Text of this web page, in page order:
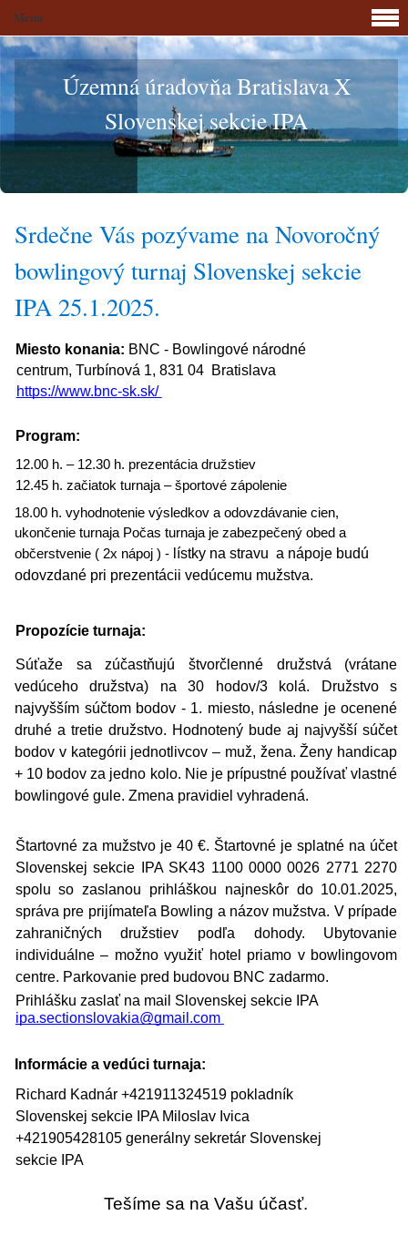
Územná úradovňa Bratislava X
Slovenskej sekcie IPA
Srdečne Vás pozývame na Novoročný
bowlingový turnaj Slovenskej sekcie
IPA 25.1.2025.
Miesto konania: BNC - Bowlingové národné
centrum, Turbínová 1, 831 04 Bratislava
https://www.bnc-sk.sk/
Program:
12.00 h. – 12.30 h. prezentácia družstiev
12.45 h. začiatok turnaja – športové zápolenie
18.00 h. vyhodnotenie výsledkov a odovzdávanie cien,
ukončenie turnaja Počas turnaja je zabezpečený obed a
občerstvenie ( 2x nápoj ) - lístky na stravu a nápoje budú
odovzdané pri prezentácii vedúcemu mužstva.
Propozície turnaja:
Súťaže sa zúčastňujú štvorčlenné družstvá (vrátane
vedúceho družstva) na 30 hodov/3 kolá. Družstvo s
najvyšším súčtom bodov - 1. miesto, následne je ocenené
druhé a tretie družstvo. Hodnotený bude aj najvyšší súčet
bodov v kategórii jednotlivcov – muž, žena. Ženy handicap
+ 10 bodov za jedno kolo. Nie je prípustné používať vlastné
bowlingové gule. Zmena pravidiel vyhradená.
Štartovné za mužstvo je 40 €. Štartovné je splatné na účet
Slovenskej sekcie IPA SK43 1100 0000 0026 2771 2270
spolu so zaslanou prihláškou najneskôr do 10.01.2025,
správa pre prijímateľa Bowling a názov mužstva. V prípade
zahraničných družstiev podľa dohody. Ubytovanie
individuálne – možno využiť hotel priamo v bowlingovom
centre. Parkovanie pred budovou BNC zadarmo.
Prihlášku zaslať na mail Slovenskej sekcie IPA
ipa.sectionslovakia@gmail.com
Informácie a vedúci turnaja:
Richard Kadnár +421911324519 pokladník
Slovenskej sekcie IPA Miloslav Ivica
+421905428105 generálny sekretár Slovenskej
sekcie IPA
Tešíme sa na Vašu účasť.
Menu